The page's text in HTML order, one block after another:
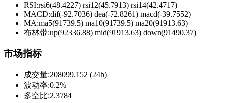
RSI:rsi6(48.4227) rsi12(45.7913) rsi14(42.4717)
MACD:dif(-92.7036) dea(-72.8261) macd(-39.7552)
MA:ma5(91739.5) ma10(91739.5) ma20(91913.63)
布林带:up(92336.88) mid(91913.63) down(91490.37)
市场指标
成交量:208099.152 (24h)
波动率:0.2%
多空比:2.3784